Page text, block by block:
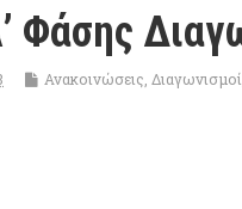
Φάσης
Ανακοινώσεις Διαγωνισμοί